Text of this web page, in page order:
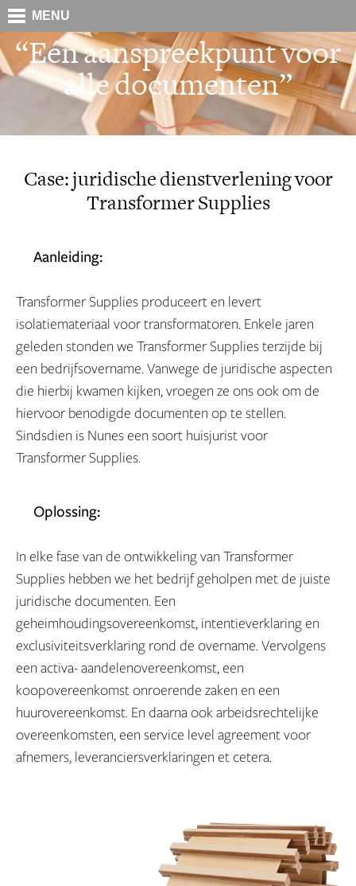
MENU
“Eén aanspreekpunt voor
alle documenten”
Case: juridische dienstverlening voor
Transformer Supplies
Aanleiding:
Transformer Supplies produceert en levert
isolatiemateriaal voor transformatoren. Enkele jaren
geleden stonden we Transformer Supplies terzijde bij
een bedrijfsovername. Vanwege de juridische aspecten
die hierbij kwamen kijken, vroegen ze ons ook om de
hiervoor benodigde documenten op te stellen.
Sindsdien is Nunes een soort huisjurist voor
Transformer Supplies.
Oplossing:
In elke fase van de ontwikkeling van Transformer
Supplies hebben we het bedrijf geholpen met de juiste
juridische documenten. Een
geheimhoudingsovereenkomst, intentieverklaring en
exclusiviteitsverklaring rond de overname. Vervolgens
een activa- aandelenovereenkomst, een
koopovereenkomst onroerende zaken en een
huurovereenkomst. En daarna ook arbeidsrechtelijke
overeenkomsten, een service level agreement voor
afnemers, leveranciersverklaringen et cetera.